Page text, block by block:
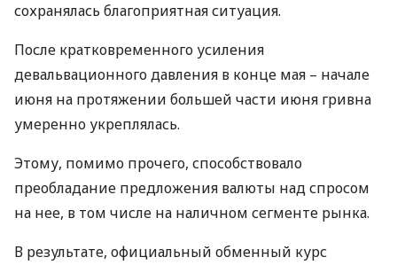
сохранялась благоприятная ситуация.
После кратковременного усиления
девальвационного давления в конце мая – начале
июня на протяжении большей части июня гривна
умеренно укреплялась.
Этому, помимо прочего, способствовало
преобладание предложения валюты над спросом
на нее, в том числе на наличном сегменте рынка.
В результате, официальный обменный курс